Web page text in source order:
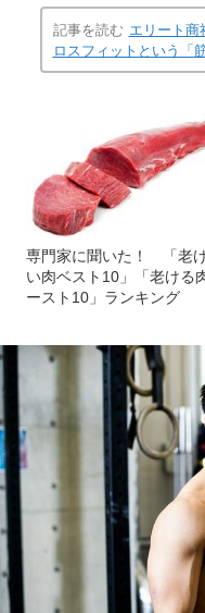
記事を読む エリート商
ロスフィットという「
専門家に聞いた！ 「老
い肉ベスト10」「老ける
ースト10」ランキング